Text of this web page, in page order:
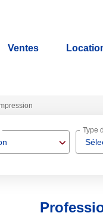
Ventes
Type